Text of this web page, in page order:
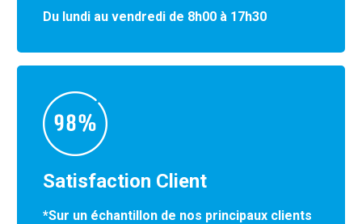
Du lundi au vendredi de 8h00 à 17h30
Satisfaction Client
*Sur un échantillon de nos principaux clients